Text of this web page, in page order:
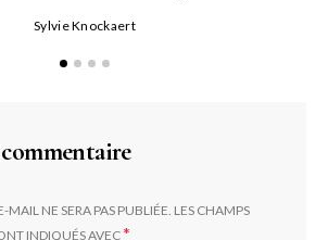
Sylvie Knockaert
MAIL NE SERA PAS PUBLIÉE. LES CHAMPS
INDIQUÉS AVEC*